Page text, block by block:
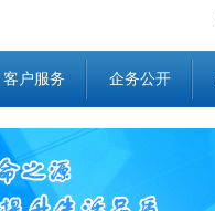
客户服务 企务公开